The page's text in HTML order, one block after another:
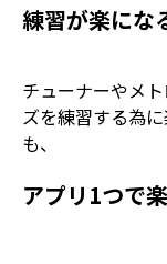
練習が楽にな
チューナーやメ
ズを練習する為
も、
アプリ1つで